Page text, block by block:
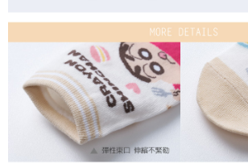
宅配
每筆NT$85，滿NT$859(含以上)免運費